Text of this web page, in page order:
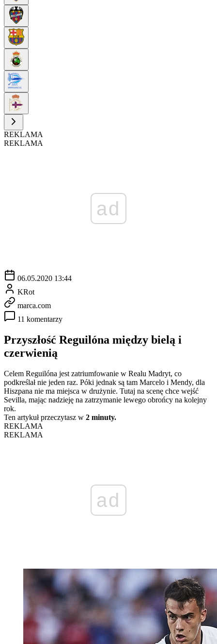
REKLAMA
REKLAMA
ad
06.05.2020 13:44
KRot
marca.com
11 komentarzy
Przyszłość Reguilóna między bielą i
czerwienią
Celem Reguilóna jest zatriumfowanie w Realu Madryt, co
podkreślał nie jeden raz. Póki jednak są tam Marcelo i Mendy, dla
Hiszpana nie ma miejsca w drużynie. Tutaj na scenę chce wejść
Sevilla, mając nadzieję na zatrzymanie lewego obrońcy na kolejny
rok.
Ten artykuł przeczytasz w 2 minuty.
REKLAMA
REKLAMA
ad